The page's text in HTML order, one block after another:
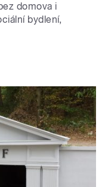
domova i
bydlení,